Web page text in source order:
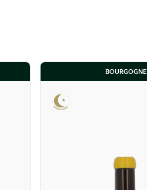
BOURGOGNE